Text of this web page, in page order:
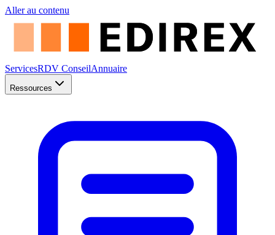
Aller au contenu
ServicesRDV ConseilAnnuaire
Ressources